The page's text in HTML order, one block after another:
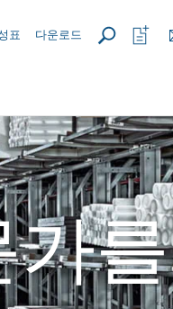
표 다운로드
관
심
기
가를